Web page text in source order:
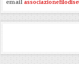
email